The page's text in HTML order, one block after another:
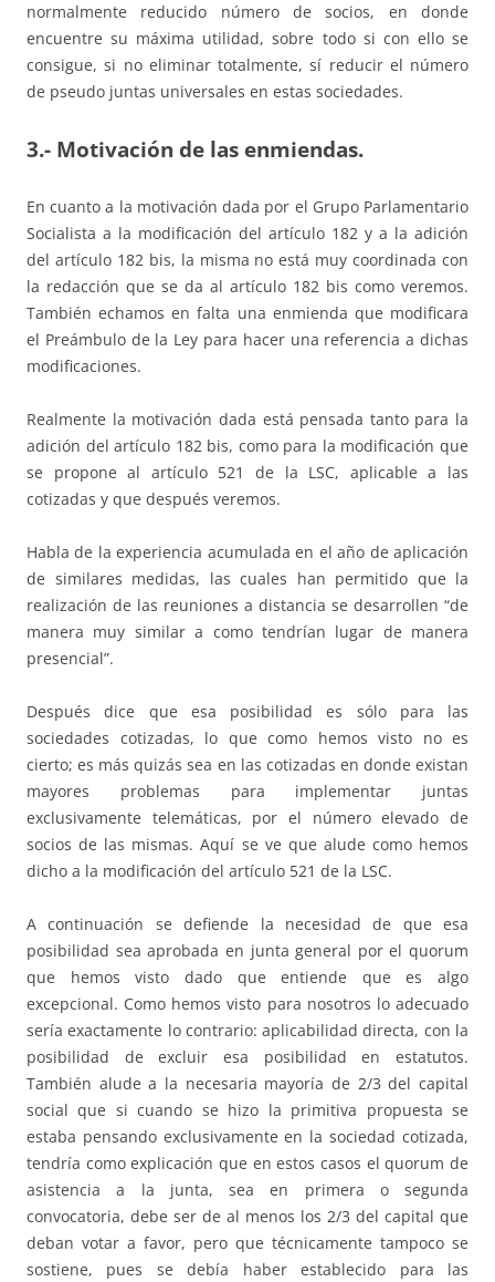
normalmente reducido número de socios, en donde
encuentre su máxima utilidad, sobre todo si con ello se
consigue, si no eliminar totalmente, sí reducir el número
de pseudo juntas universales en estas sociedades.
3.- Motivación de las enmiendas.
En cuanto a la motivación dada por el Grupo Parlamentario
Socialista a la modificación del artículo 182 y a la adición
del artículo 182 bis, la misma no está muy coordinada con
la redacción que se da al artículo 182 bis como veremos.
También echamos en falta una enmienda que modificara
el Preámbulo de la Ley para hacer una referencia a dichas
modificaciones.
Realmente la motivación dada está pensada tanto para la
adición del artículo 182 bis, como para la modificación que
se propone al artículo 521 de la LSC, aplicable a las
cotizadas y que después veremos.
Habla de la experiencia acumulada en el año de aplicación
de similares medidas, las cuales han permitido que la
realización de las reuniones a distancia se desarrollen “de
manera muy similar a como tendrían lugar de manera
presencial”.
Después dice que esa posibilidad es sólo para las
sociedades cotizadas, lo que como hemos visto no es
cierto; es más quizás sea en las cotizadas en donde existan
mayores problemas para implementar juntas
exclusivamente telemáticas, por el número elevado de
socios de las mismas. Aquí se ve que alude como hemos
dicho a la modificación del artículo 521 de la LSC.
A continuación se defiende la necesidad de que esa
posibilidad sea aprobada en junta general por el quorum
que hemos visto dado que entiende que es algo
excepcional. Como hemos visto para nosotros lo adecuado
sería exactamente lo contrario: aplicabilidad directa, con la
posibilidad de excluir esa posibilidad en estatutos.
También alude a la necesaria mayoría de 2/3 del capital
social que si cuando se hizo la primitiva propuesta se
estaba pensando exclusivamente en la sociedad cotizada,
tendría como explicación que en estos casos el quorum de
asistencia a la junta, sea en primera o segunda
convocatoria, debe ser de al menos los 2/3 del capital que
deban votar a favor, pero que técnicamente tampoco se
sostiene, pues se debía haber establecido para las